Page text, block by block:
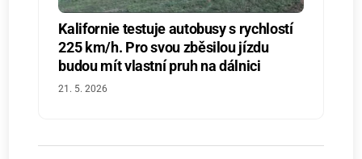
Kalifornie testuje autobusy s rychlostí
225 km/h. Pro svou zběsilou jízdu
budou mít vlastní pruh na dálnici
21. 5. 2026